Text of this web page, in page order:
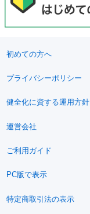
初めての方へ
プライバシーポリシー
健全化に資する運用方針
運営会社
ご利用ガイド
PC版で表示
特定商取引法の表示